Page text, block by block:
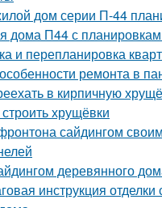
дом серии П-44
дома П44 с
и перепланировка
ремонта в
в кирпичную
хрущёвки
сайдингом
деревянного
инструкция отделки